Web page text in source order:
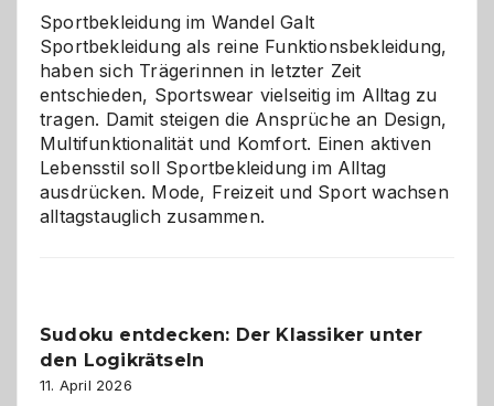
Chaos
Sportbekleidung im Wandel Galt
Sportbekleidung als reine Funktionsbekleidung,
haben sich Trägerinnen in letzter Zeit
entschieden, Sportswear vielseitig im Alltag zu
tragen. Damit steigen die Ansprüche an Design,
Multifunktionalität und Komfort. Einen aktiven
Lebensstil soll Sportbekleidung im Alltag
ausdrücken. Mode, Freizeit und Sport wachsen
alltagstauglich zusammen.
Sudoku entdecken: Der Klassiker unter
den Logikrätseln
11. April 2026